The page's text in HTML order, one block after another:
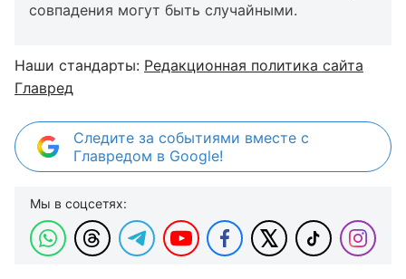
совпадения могут быть случайными.
Наши стандарты: Редакционная политика сайта
Главред
Следите за событиями вместе с
Главредом в Google!
Мы в соцсетях: